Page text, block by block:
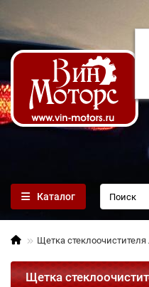
Каталог
Щетка стеклоочистителя
Щетка